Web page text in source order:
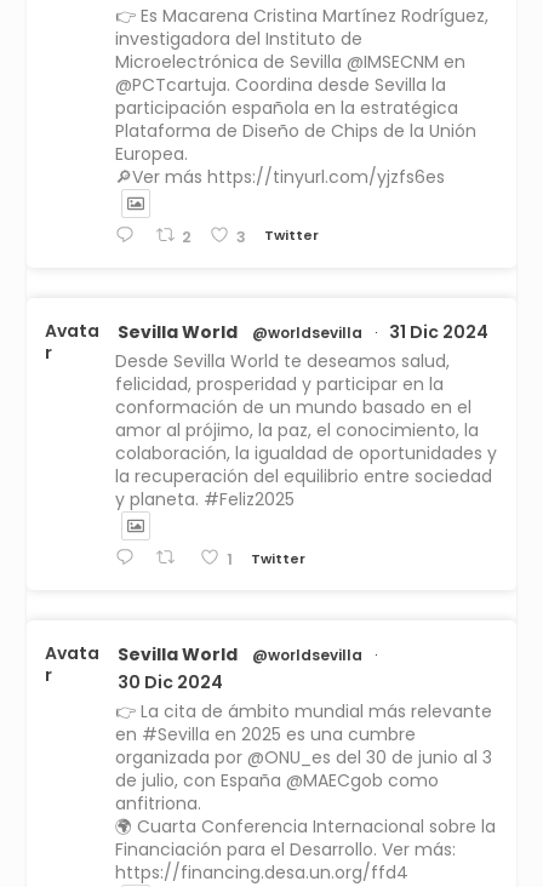
👉 Es Macarena Cristina Martínez Rodríguez,
investigadora del Instituto de
Microelectrónica de Sevilla @IMSECNM en
@PCTcartuja. Coordina desde Sevilla la
participación española en la estratégica
Plataforma de Diseño de Chips de la Unión
Europea.
🔎Ver más https://tinyurl.com/yjzfs6es
2 3 Twitter
Avata
r
Sevilla World @worldsevilla ·
31 Dic 2024
Desde Sevilla World te deseamos salud,
felicidad, prosperidad y participar en la
conformación de un mundo basado en el
amor al prójimo, la paz, el conocimiento, la
colaboración, la igualdad de oportunidades y
la recuperación del equilibrio entre sociedad
y planeta. #Feliz2025
1 Twitter
Avata
r
Sevilla World @worldsevilla ·
30 Dic 2024
👉 La cita de ámbito mundial más relevante
en #Sevilla en 2025 es una cumbre
organizada por @ONU_es del 30 de junio al 3
de julio, con España @MAECgob como
anfitriona.
🌍 Cuarta Conferencia Internacional sobre la
Financiación para el Desarrollo. Ver más:
https://financing.desa.un.org/ffd4